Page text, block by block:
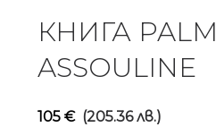
КНИГА
ASSOULINE
105 € (205.36 лв.)